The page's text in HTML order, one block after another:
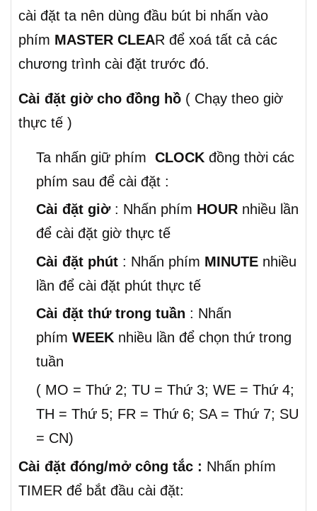
cài đặt ta nên dùng đầu bút bi nhấn vào
phím MASTER CLEAR để xoá tất cả các
chương trình cài đặt trước đó.
Cài đặt giờ cho đồng hồ ( Chạy theo giờ
thực tế )
Ta nhấn giữ phím CLOCK đồng thời các
phím sau để cài đặt :
Cài đặt giờ: Nhấn phím HOUR nhiều lần
để cài đặt giờ thực tế
Cài đặt phút : Nhấn phím MINUTE nhiều
lần để cài đặt phút thực tế
Cài đặt thứ trong tuần : Nhấn
phím WEEK nhiều lần để chọn thứ trong
tuần
( MO = Thứ 2; TU = Thứ 3; WE = Thứ 4;
TH = Thứ 5; FR = Thứ 6; SA = Thứ 7; SU
= CN)
Cài đặt đóng/mở công tắc : Nhấn phím
TIMER để bắt đầu cài đặt: